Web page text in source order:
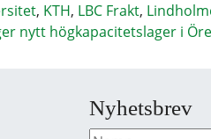
, KTH, LBC Frakt,
nytt högkapacitetslager i
Nyhetsbrev